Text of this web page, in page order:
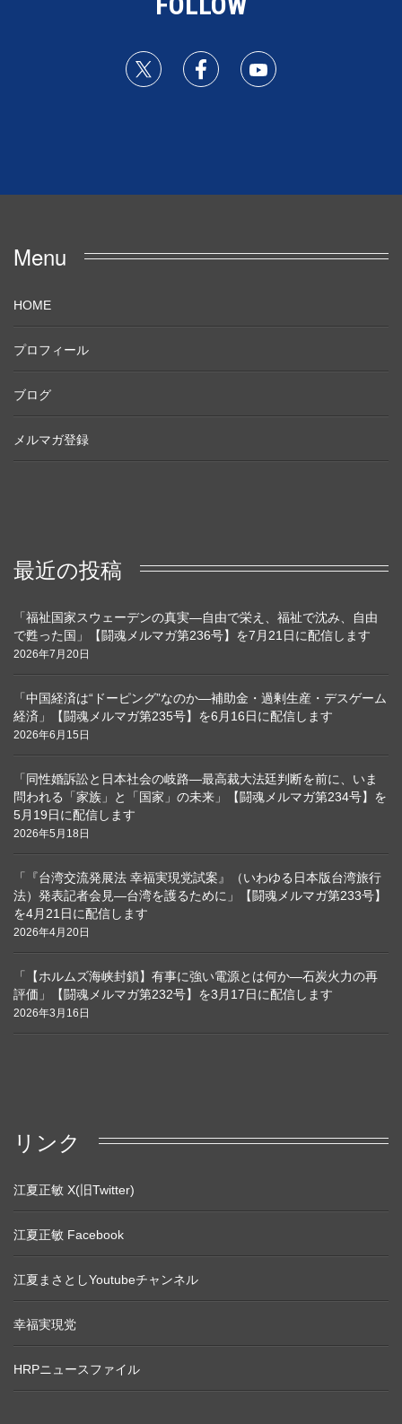
Menu
HOME
プロフィール
ブログ
メルマガ登録
最近の投稿
「福祉国家スウェーデンの真実―自由で栄え、福祉で沈み、自由
で甦った国」【闘魂メルマガ第236号】を7月21日に配信します
2026年7月20日
「中国経済は“ドーピング”なのか―補助金・過剰生産・デスゲーム
経済」【闘魂メルマガ第235号】を6月16日に配信します
2026年6月15日
「同性婚訴訟と日本社会の岐路―最高裁大法廷判断を前に、いま
問われる「家族」と「国家」の未来」【闘魂メルマガ第234号】を
5月19日に配信します
2026年5月18日
「『台湾交流発展法 幸福実現党試案』（いわゆる日本版台湾旅行
法）発表記者会見―台湾を護るために」【闘魂メルマガ第233号】
を4月21日に配信します
2026年4月20日
「【ホルムズ海峡封鎖】有事に強い電源とは何か―石炭火力の再
評価」【闘魂メルマガ第232号】を3月17日に配信します
2026年3月16日
リンク
江夏正敏 X(旧Twitter)
江夏正敏 Facebook
江夏まさとしYoutubeチャンネル
幸福実現党
HRPニュースファイル